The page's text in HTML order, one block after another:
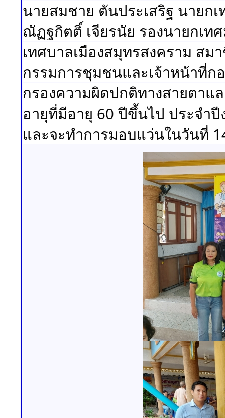
นายสมชาย ตันประเสริฐ นายก
ณัฏฐกิตติ์ เจียรนัย รองนายกเท
เทศบาลเมืองสมุทรสงคราม ส
กรรมการชุมชนและเจ้าหน้าที่
กรองความผิดปกติทางสายตาแ
อายุที่มีอายุ 60 ปีขึ้นไป ประจำ
และจะทำการมอบแว่นในวันที่